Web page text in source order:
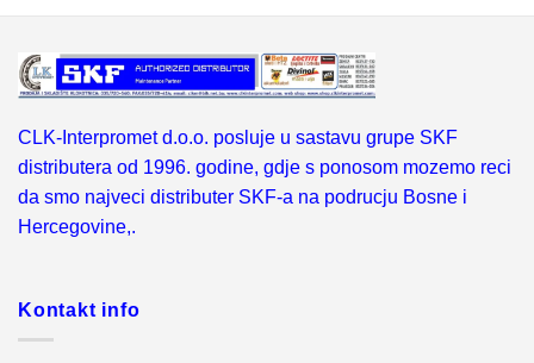
CLK-Interpromet d.o.o. posluje u sastavu grupe SKF
distributera od 1996. godine, gdje s ponosom mozemo reci
da smo najveci distributer SKF-a na podrucju Bosne i
Hercegovine,.
Kontakt info